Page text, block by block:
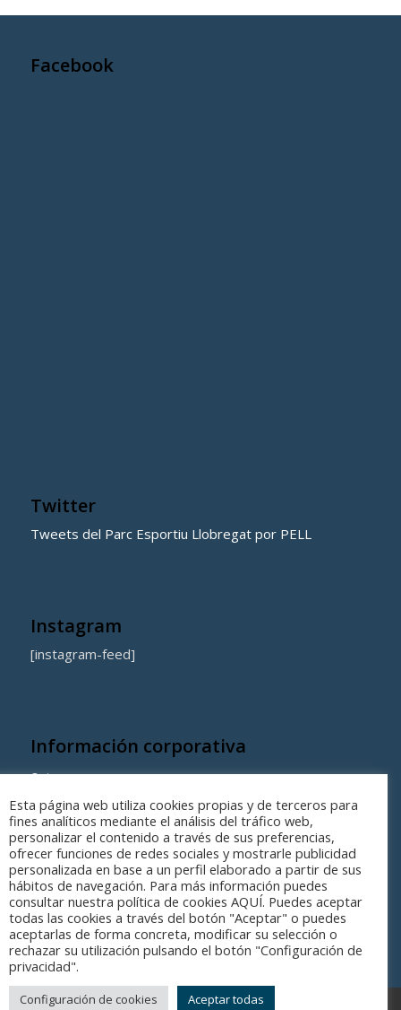
Facebook
Twitter
Tweets del Parc Esportiu Llobregat por PELL
Instagram
[instagram-feed]
Información corporativa
Quienes somos
Coste de los equipamientos y servicios municipales
Esta página web utiliza cookies propias y de terceros para
fines analíticos mediante el análisis del tráfico web,
personalizar el contenido a través de sus preferencias,
ofrecer funciones de redes sociales y mostrarle publicidad
personalizada en base a un perfil elaborado a partir de sus
hábitos de navegación. Para más información puedes
consultar nuestra política de cookies AQUÍ. Puedes aceptar
todas las cookies a través del botón "Aceptar" o puedes
aceptarlas de forma concreta, modificar su selección o
rechazar su utilización pulsando el botón "Configuración de
privacidad".
Configuración de cookies Aceptar todas